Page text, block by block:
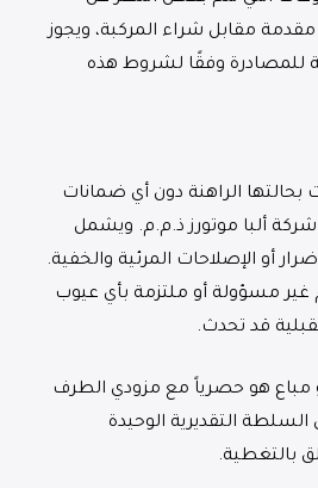
مقابل شراء المركبة، ويجوز
للمصادرة وفقًا لشروط هذه
بحالتها الراهنة دون أي ضمانات
ألبا موتورز ذ.م.م. ويشمل
أو الإصلاحات المرئية والخفية.
غير مسؤولة أو ملتزمة بأي عيوب
قد تحدث.
هو حصرياً مع مزودي الطرف
التقديرية الوحيدة
بالتغطية.
عبر واتساب